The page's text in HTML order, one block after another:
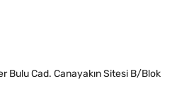
Bulu Cad. Canayakın Sitesi B/Blok